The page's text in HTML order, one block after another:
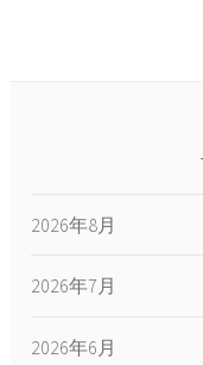
2026年8月
2026年7月
2026年6月